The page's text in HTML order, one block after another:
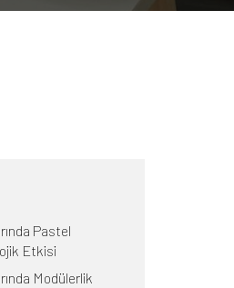
Pastel
Etkisi
Modülerlik